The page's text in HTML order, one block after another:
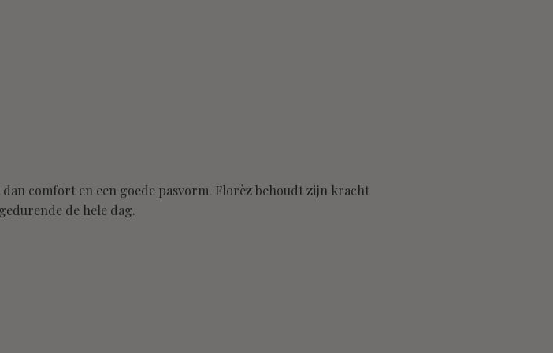
comfort en een goede pasvorm. Florèz behoudt zijn kracht
de hele dag.